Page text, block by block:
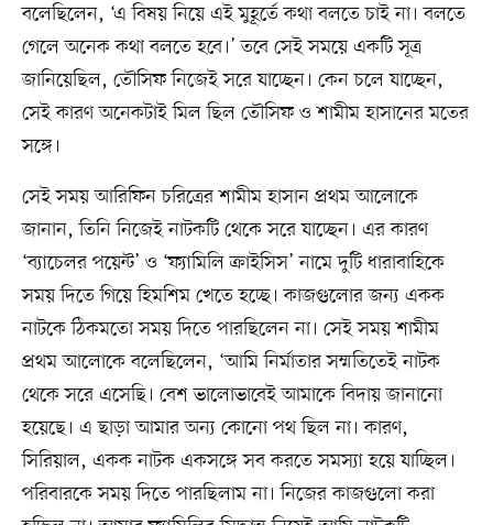
বলেছিলেন, ‘এ বিষয় নিয়ে এই মুহূর্তে কথা বলতে চাই না। বলতে
গেলে অনেক কথা বলতে হবে।’ তবে সেই সময়ে একটি সূত্র
জানিয়েছিল, তৌসিফ নিজেই সরে যাচ্ছেন। কেন চলে যাচ্ছেন,
সেই কারণ অনেকটাই মিল ছিল তৌসিফ ও শামীম হাসানের মতের
সঙ্গে।
সেই সময় আরিফিন চরিত্রের শামীম হাসান প্রথম আলোকে
জানান, তিনি নিজেই নাটকটি থেকে সরে যাচ্ছেন। এর কারণ
‘ব্যাচেলর পয়েন্ট’ ও ‘ফ্যামিলি ক্রাইসিস’ নামে দুটি ধারাবাহিকে
সময় দিতে গিয়ে হিমশিম খেতে হচ্ছে। কাজগুলোর জন্য একক
নাটকে ঠিকমতো সময় দিতে পারছিলেন না। সেই সময় শামীম
প্রথম আলোকে বলেছিলেন, ‘আমি নির্মাতার সম্মতিতেই নাটক
থেকে সরে এসেছি। বেশ ভালোভাবেই আমাকে বিদায় জানানো
হয়েছে। এ ছাড়া আমার অন্য কোনো পথ ছিল না। কারণ,
সিরিয়াল, একক নাটক একসঙ্গে সব করতে সমস্যা হয়ে যাচ্ছিল।
পরিবারকে সময় দিতে পারছিলাম না। নিজের কাজগুলো করা